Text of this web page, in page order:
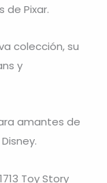
de Pixar.
colección, su
y
amantes de
Toy Story